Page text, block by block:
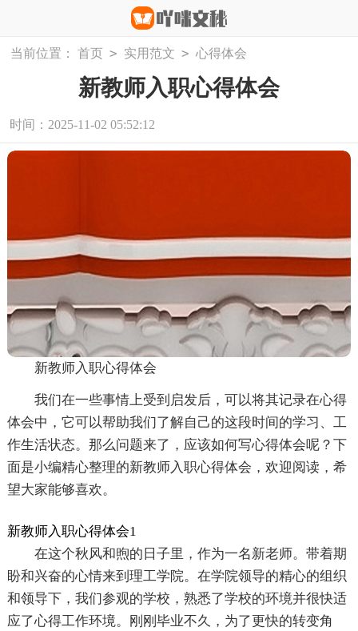
当前位置： 首页 > 实用范文 > 心得体会
新教师入职心得体会
时间：2025-11-02 05:52:12
新教师入职心得体会
我们在一些事情上受到启发后，可以将其记录在心得
体会中，它可以帮助我们了解自己的这段时间的学习、工
作生活状态。那么问题来了，应该如何写心得体会呢？下
面是小编精心整理的新教师入职心得体会，欢迎阅读，希
望大家能够喜欢。
新教师入职心得体会1
在这个秋风和煦的日子里，作为一名新老师。带着期
盼和兴奋的心情来到理工学院。在学院领导的精心的组织
和领导下，我们参观的学校，熟悉了学校的环境并很快适
应了心得工作环境。刚刚毕业不久，为了更快的转变角